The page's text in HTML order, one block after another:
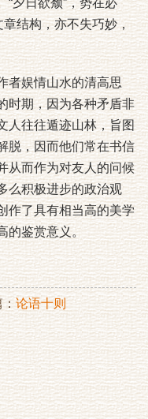
“夕日欲颓”，势在必
章结构，亦不失巧妙，
娱情山水的清高思
时期，因为各种矛盾非
人往往遁迹山林，旨图
脱，因而他们常在书信
从而作为对友人的问候
么积极进步的政治观
作了具有相当高的美学
的鉴赏意义。
：论语十则